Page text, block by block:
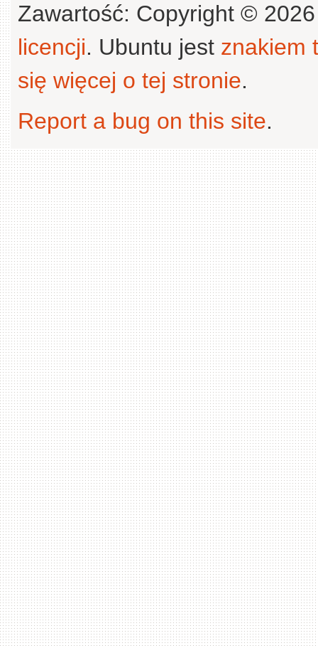
Zawartość: Copyright ©
licencji. Ubuntu jest znakiem
się więcej o tej stronie.
Report a bug on this site.